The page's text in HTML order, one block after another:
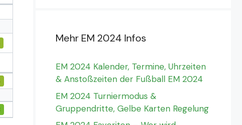
Mehr EM 2024 Infos
EM 2024 Kalender, Termine, Uhrzeiten
& Anstoßzeiten der Fußball EM 2024
EM 2024 Turniermodus &
Gruppendritte, Gelbe Karten Regelung